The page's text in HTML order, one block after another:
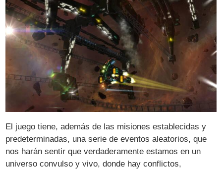
El juego tiene, además de las misiones establecidas y
predeterminadas, una serie de eventos aleatorios, que
nos harán sentir que verdaderamente estamos en un
universo convulso y vivo, donde hay conflictos,